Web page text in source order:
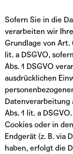
Sofern Sie in die
verarbeiten wir
Grundlage von Art.
lit. a DSGVO,
Abs. 1 DSGVO
ausdrücklichen
Datenverarbeitung
Abs. 1 lit. a
Cookies oder in
Endgerät (z. B. via
haben, erfolgt die